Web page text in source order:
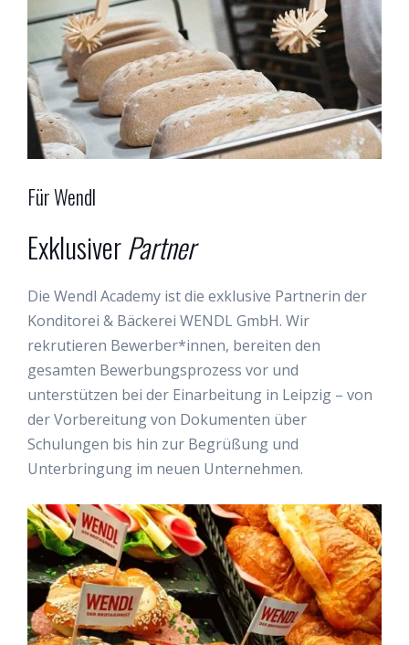
Für Wendl
ExklusiverPartner
Die Wendl Academy ist die exklusive Partnerin der
Konditorei & Bäckerei WENDL GmbH. Wir
rekrutieren Bewerber*innen, bereiten den
gesamten Bewerbungsprozess vor und
unterstützen bei der Einarbeitung in Leipzig – von
der Vorbereitung von Dokumenten über
Schulungen bis hin zur Begrüßung und
Unterbringung im neuen Unternehmen.